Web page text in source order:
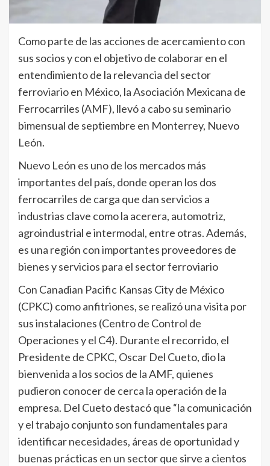
Como parte de las acciones de acercamiento con
sus socios y con el objetivo de colaborar en el
entendimiento de la relevancia del sector
ferroviario en México, la Asociación Mexicana de
Ferrocarriles (AMF), llevó a cabo su seminario
bimensual de septiembre en Monterrey, Nuevo
León.
Nuevo León es uno de los mercados más
importantes del país, donde operan los dos
ferrocarriles de carga que dan servicios a
industrias clave como la acerera, automotriz,
agroindustrial e intermodal, entre otras. Además,
es una región con importantes proveedores de
bienes y servicios para el sector ferroviario
Con Canadian Pacific Kansas City de México
(CPKC) como anfitriones, se realizó una visita por
sus instalaciones (Centro de Control de
Operaciones y el C4). Durante el recorrido, el
Presidente de CPKC, Oscar Del Cueto, dio la
bienvenida a los socios de la AMF, quienes
pudieron conocer de cerca la operación de la
empresa. Del Cueto destacó que “la comunicación
y el trabajo conjunto son fundamentales para
identificar necesidades, áreas de oportunidad y
buenas prácticas en un sector que sirve a cientos